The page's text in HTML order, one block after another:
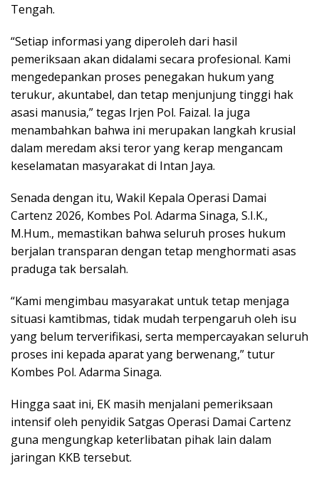
Tengah.
“Setiap informasi yang diperoleh dari hasil
pemeriksaan akan didalami secara profesional. Kami
mengedepankan proses penegakan hukum yang
terukur, akuntabel, dan tetap menjunjung tinggi hak
asasi manusia,” tegas Irjen Pol. Faizal. Ia juga
menambahkan bahwa ini merupakan langkah krusial
dalam meredam aksi teror yang kerap mengancam
keselamatan masyarakat di Intan Jaya.
Senada dengan itu, Wakil Kepala Operasi Damai
Cartenz 2026, Kombes Pol. Adarma Sinaga, S.I.K.,
M.Hum., memastikan bahwa seluruh proses hukum
berjalan transparan dengan tetap menghormati asas
praduga tak bersalah.
“Kami mengimbau masyarakat untuk tetap menjaga
situasi kamtibmas, tidak mudah terpengaruh oleh isu
yang belum terverifikasi, serta mempercayakan seluruh
proses ini kepada aparat yang berwenang,” tutur
Kombes Pol. Adarma Sinaga.
Hingga saat ini, EK masih menjalani pemeriksaan
intensif oleh penyidik Satgas Operasi Damai Cartenz
guna mengungkap keterlibatan pihak lain dalam
jaringan KKB tersebut.